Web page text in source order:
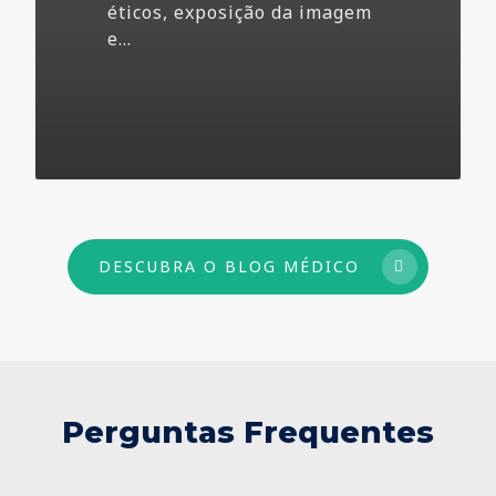
éticos, exposição da imagem
e…
DESCUBRA O BLOG MÉDICO
Perguntas Frequentes